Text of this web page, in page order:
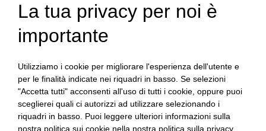
+39 380 6441674
info@becchisapori.it
Informazioni
Home
Chi siamo
Condizioni di vendita
Diritto di recesso
Modalità pagamento
La tua privacy per noi è
importante
Utilizziamo i cookie per migliorare l'esperienza dell'utente e
per le finalità indicate nei riquadri in basso. Se selezioni
"Accetta tutti" acconsenti all'uso di tutti i cookie, oppure puoi
sceglierei quali ci autorizzi ad utilizzare selezionando i
riquadri in basso. Puoi leggere ulteriori informazioni sulla
nostra politica sui cookie nella nostra politica sulla privacy.